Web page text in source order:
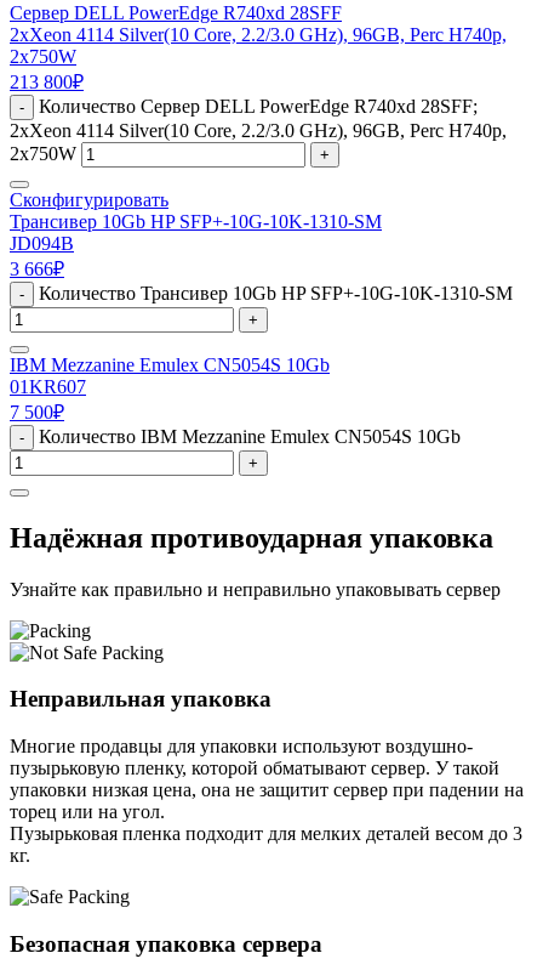
Сервер DELL PowerEdge R740xd 28SFF
2xXeon 4114 Silver(10 Core, 2.2/3.0 GHz), 96GB, Perc H740p,
2x750W
213 800₽
-
Количество Сервер DELL PowerEdge R740xd 28SFF;
2xXeon 4114 Silver(10 Core, 2.2/3.0 GHz), 96GB, Perc H740p,
2x750W
+
Сконфигурировать
Трансивер 10Gb HP SFP+-10G-10K-1310-SM
JD094B
3 666₽
- Количество Трансивер 10Gb HP SFP+-10G-10K-1310-SM
+
IBM Mezzanine Emulex CN5054S 10Gb
01KR607
7 500₽
- Количество IBM Mezzanine Emulex CN5054S 10Gb
+
Надёжная противоударная упаковка
Узнайте как правильно и неправильно упаковывать сервер
Неправильная упаковка
Многие продавцы для упаковки используют воздушно-
пузырьковую пленку, которой обматывают сервер. У такой
упаковки низкая цена, она не защитит сервер при падении на
торец или на угол.
Пузырьковая пленка подходит для мелких деталей весом до 3
кг.
Безопасная упаковка сервера